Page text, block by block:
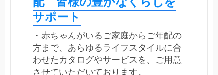
サポート
・赤ちゃんがいるご家庭からご年配の
方まで、あらゆるライフスタイルに合
わせたカタログやサービスを、ご用意
させていただいております。